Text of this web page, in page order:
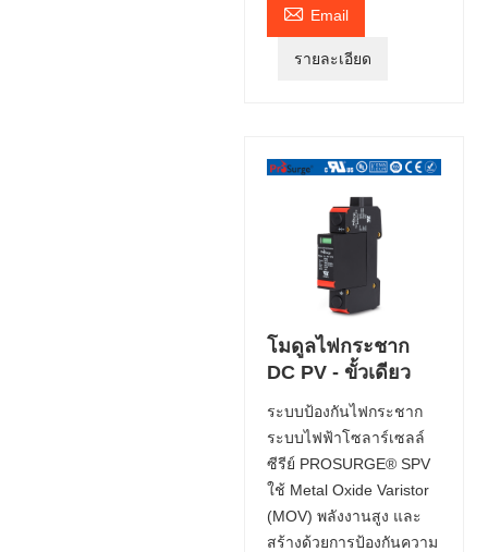
 Email
รายละเอียด
โมดูลไฟกระชาก
DC PV - ขั้วเดียว
ระบบป้องกันไฟกระชาก
ระบบไฟฟ้าโซลาร์เซลล์
ซีรีย์ PROSURGE® SPV
ใช้ Metal Oxide Varistor
(MOV) พลังงานสูง และ
สร้างด้วยการป้องกันความ